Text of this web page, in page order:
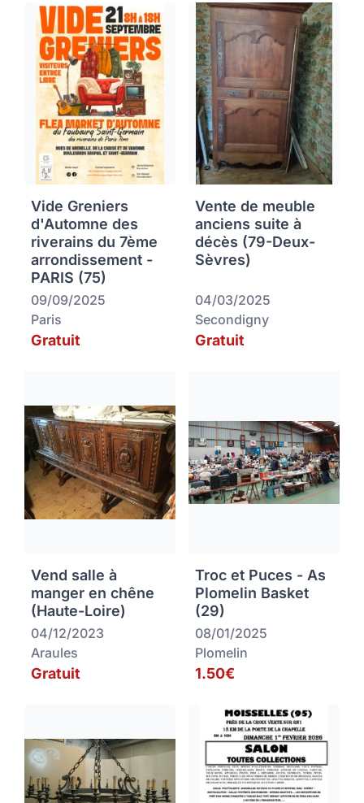
Vide Greniers
d'Automne des
riverains du 7ème
arrondissement -
PARIS (75)
09/09/2025
Paris
Gratuit
Vente de meuble
anciens suite à
décès (79-Deux-
Sèvres)
04/03/2025
Secondigny
Gratuit
Vend salle à
manger en chêne
(Haute-Loire)
04/12/2023
Araules
Gratuit
Troc et Puces - As
Plomelin Basket
(29)
08/01/2025
Plomelin
1.50€